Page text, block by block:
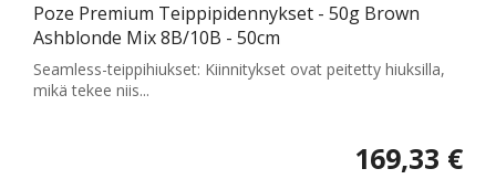
Poze Premium Teippipidennykset - 50g Brown
Ashblonde Mix 8B/10B - 50cm
Seamless-teippihiukset: Kiinnitykset ovat peitetty hiuksilla,
mikä tekee niis...
169,33 €